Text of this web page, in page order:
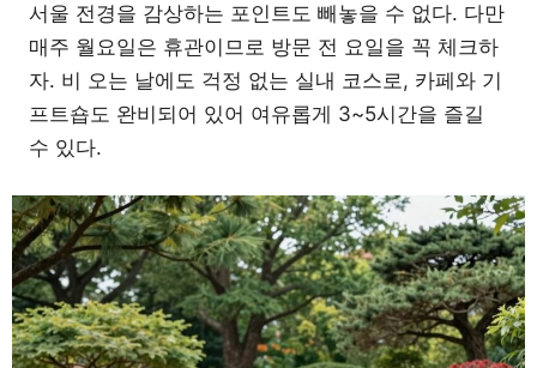
서울 전경을 감상하는 포인트도 빼놓을 수 없다. 다만
매주 월요일은 휴관이므로 방문 전 요일을 꼭 체크하
자. 비 오는 날에도 걱정 없는 실내 코스로, 카페와 기
프트숍도 완비되어 있어 여유롭게 3~5시간을 즐길
수 있다.